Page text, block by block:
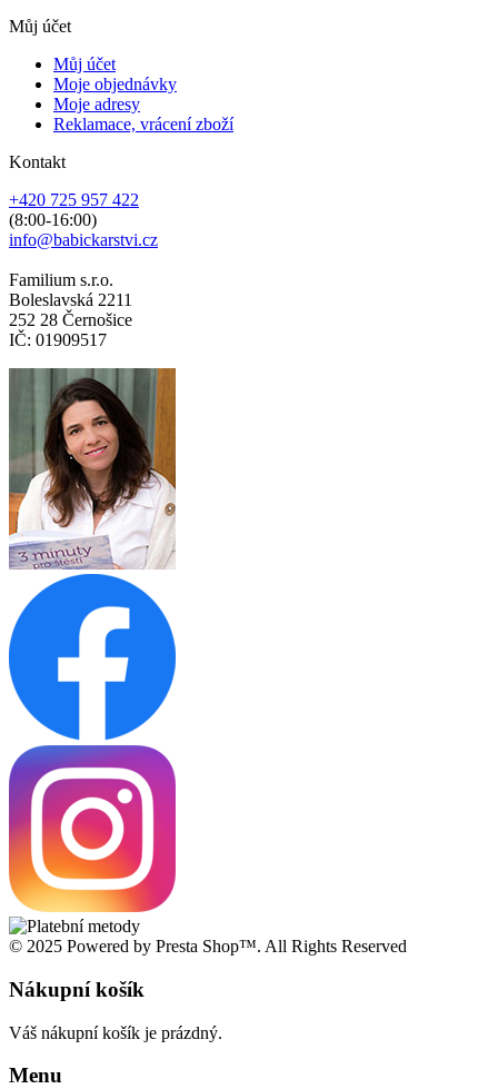
Můj účet
Můj účet
Moje objednávky
Moje adresy
Reklamace, vrácení zboží
Kontakt
+420 725 957 422
(8:00-16:00)
info@babickarstvi.cz
Familium s.r.o.
Boleslavská 2211
252 28 Černošice
IČ: 01909517
© 2025 Powered by Presta Shop™. All Rights Reserved
Nákupní košík
Váš nákupní košík je prázdný.
Menu